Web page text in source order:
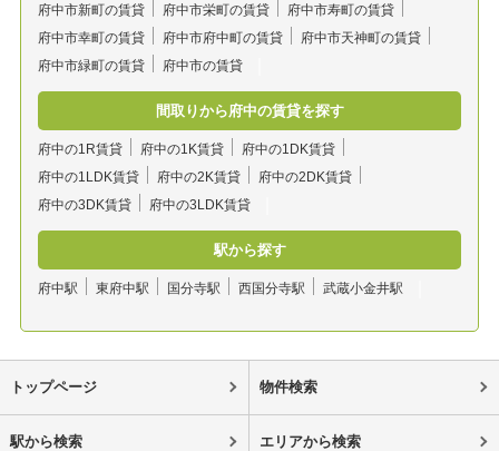
府中市新町の賃貸 府中市栄町の賃貸
府中市寿町の賃貸
府中市幸町の賃貸
府中市府中町の賃貸
府中市天神町の賃貸
府中市緑町の賃貸
府中市の賃貸
間取りから府中の賃貸を探す
府中の1R賃貸 府中の1K賃貸
府中の1DK賃貸
府中の1LDK賃貸
府中の2K賃貸
府中の2DK賃貸
府中の3DK賃貸
府中の3LDK賃貸
駅から探す
府中駅 東府中駅 国分寺駅 西国分寺駅 武蔵小金井駅
トップページ 物件検索
駅から検索 エリアから検索